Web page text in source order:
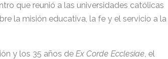
que reunió a las universidades católicas
la misión educativa, la fe y el servicio a la
y los 35 años deEx Corde Ecclesiae, el